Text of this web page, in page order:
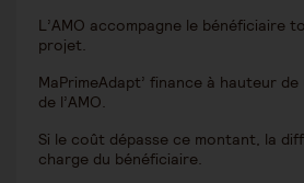
L’AMO accompagne le bénéficiaire
projet.
MaPrimeAdapt’ finance à hauteur
de l’AMO.
Si le coût dépasse ce montant, la
charge du bénéficiaire.